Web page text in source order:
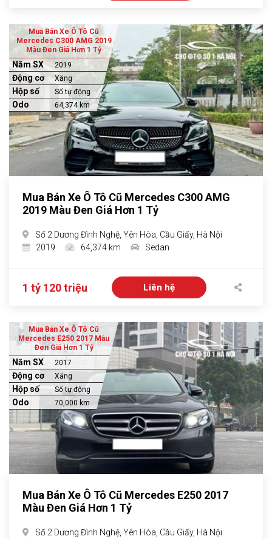
Mua Bán Xe Ô Tô Cũ
Mercedes C300 AMG 2019
Màu Đen Giá Hơn 1 Tỷ
Năm SX 2019
Động cơ Xăng
Hộp số Số tự động
Odo 64,374 km
Mua Bán Xe Ô Tô Cũ Mercedes C300 AMG
2019 Màu Đen Giá Hơn 1 Tỷ
Số 2 Dương Đình Nghệ, Yên Hòa, Cầu Giấy, Hà Nội
2019
64,374 km Sedan
1 tỷ 120 triệu Liên hệ
Mua Bán Xe Ô Tô Cũ
Mercedes E250 2017 Màu
Đen Giá Hơn 1 Tỷ
Năm SX 2017
Động cơ Xăng
Hộp số Số tự động
Odo 70,000 km
Mua Bán Xe Ô Tô Cũ Mercedes E250 2017
Màu Đen Giá Hơn 1 Tỷ
Số 2 Dương Đình Nghệ, Yên Hòa, Cầu Giấy, Hà Nội